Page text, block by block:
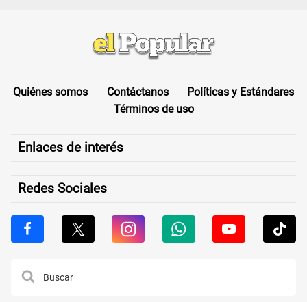
Quiénes somos Contáctanos
Políticas y Estándares
Términos de uso
Enlaces de interés
Redes Sociales